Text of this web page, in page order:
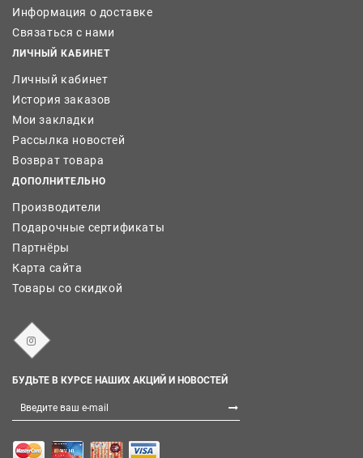
Информация о доставке
Связаться с нами
ЛИЧНЫЙ КАБИНЕТ
Личный кабинет
История заказов
Мои закладки
Рассылка новостей
Возврат товара
ДОПОЛНИТЕЛЬНО
Производители
Подарочные сертификаты
Партнёры
Карта сайта
Товары со скидкой
БУДЬТЕ В КУРСЕ НАШИХ АКЦИЙ И НОВОСТЕЙ